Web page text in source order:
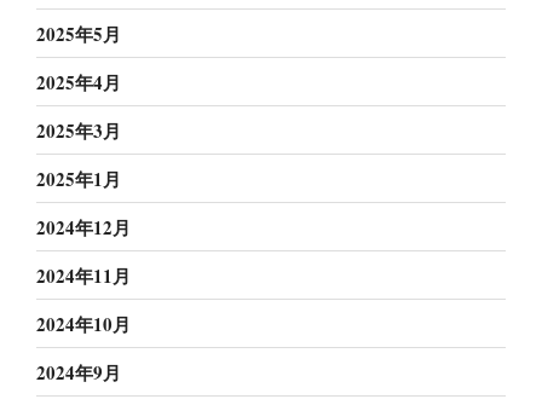
2025年5月
2025年4月
2025年3月
2025年1月
2024年12月
2024年11月
2024年10月
2024年9月